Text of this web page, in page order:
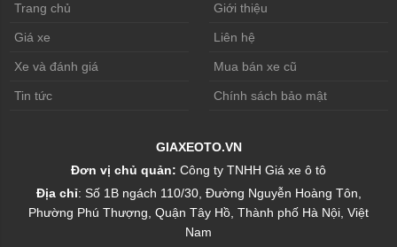
Trang chủ Giới thiệu
Giá xe Liên hệ
Xe và đánh giá Mua bán xe cũ
Tin tức Chính sách bảo mật
GIAXEOTO.VN
Đơn vị chủ quản: Công ty TNHH Giá xe ô tô
Địa chỉ: Số 1B ngách 110/30, Đường Nguyễn Hoàng Tôn,
Phường Phú Thượng, Quận Tây Hồ, Thành phố Hà Nội, Việt
Nam